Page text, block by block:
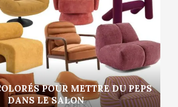
POUR METTRE DU PEPS
DANS LE SALON